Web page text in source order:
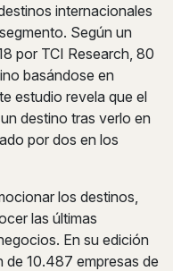
internacionales
Según un
por TCI Research, 80
basándose en
estudio revela que el
destino tras verlo en
por dos en los
los destinos,
las últimas
En su edición
10.487 empresas de